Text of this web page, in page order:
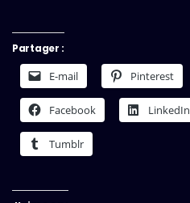
Partager :
E-mail Pinterest
Facebook LinkedIn
Tumblr